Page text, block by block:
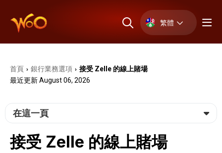
繁體
首頁 › 銀⾏業務選項 › 接受 Zelle 的線上賭場
最近更新 August 06, 2026
在這一頁
接受 Zelle 的線上賭場